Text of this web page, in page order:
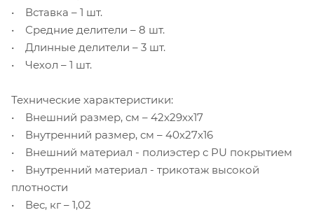
• Вставка – 1 шт.
• Средние делители – 8 шт.
• Длинные делители – 3 шт.
• Чехол – 1 шт.
Технические характеристики:
• Внешний размер, см – 42х29хх17
• Внутренний размер, см – 40х27х16
• Внешний материал - полиэстер с PU покрытием
• Внутренний материал - трикотаж высокой
плотности
• Вес, кг – 1,02